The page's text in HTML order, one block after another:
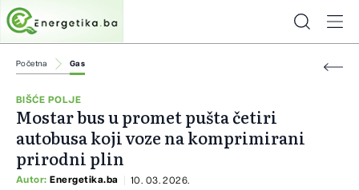
Početna Gas
BIŠĆE POLJE
Mostar bus u promet pušta četiri
autobusa koji voze na komprimirani
prirodni plin
Autor: Energetika.ba 10. 03. 2026.